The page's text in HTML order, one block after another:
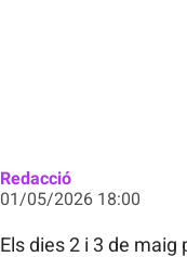
Redacció
01/05/2026 18:00
Els dies 2 i 3 de